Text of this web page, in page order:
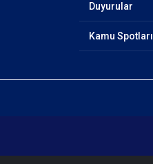
Duyurular
Kamu Spotları